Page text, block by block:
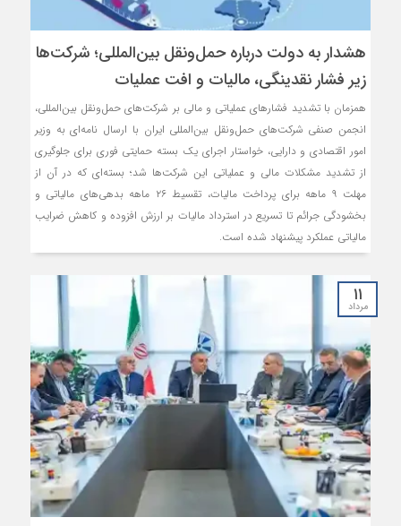
هشدار به دولت درباره حمل‌ونقل بین‌المللی؛ شرکت‌ها
زیر فشار نقدینگی، مالیات و افت عملیات
همزمان با تشدید فشارهای عملیاتی و مالی بر شرکت‌های حمل‌ونقل بین‌المللی،
انجمن صنفی شرکت‌های حمل‌ونقل بین‌المللی ایران با ارسال نامه‌ای به وزیر
امور اقتصادی و دارایی، خواستار اجرای یک بسته حمایتی فوری برای جلوگیری
از تشدید مشکلات مالی و عملیاتی این شرکت‌ها شد؛ بسته‌ای که در آن از
مهلت ۹ ماهه برای پرداخت مالیات، تقسیط ۲۶ ماهه بدهی‌های مالیاتی و
بخشودگی جرائم تا تسریع در استرداد مالیات بر ارزش افزوده و کاهش ضرایب
مالیاتی عملکرد پیشنهاد شده است.
۱۱
مرداد